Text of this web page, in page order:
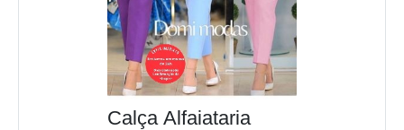
Calça Alfaiataria